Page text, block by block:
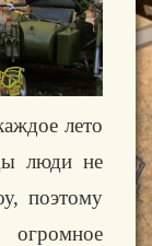
лето
люди не
поэтому